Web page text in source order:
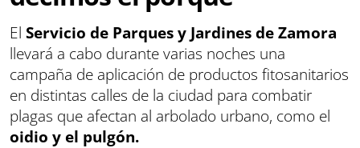
El Servicio de Parques y Jardines de Zamora
llevará a cabo durante varias noches una
campaña de aplicación de productos fitosanitarios
en distintas calles de la ciudad para combatir
plagas que afectan al arbolado urbano, como el
oidio y el pulgón.